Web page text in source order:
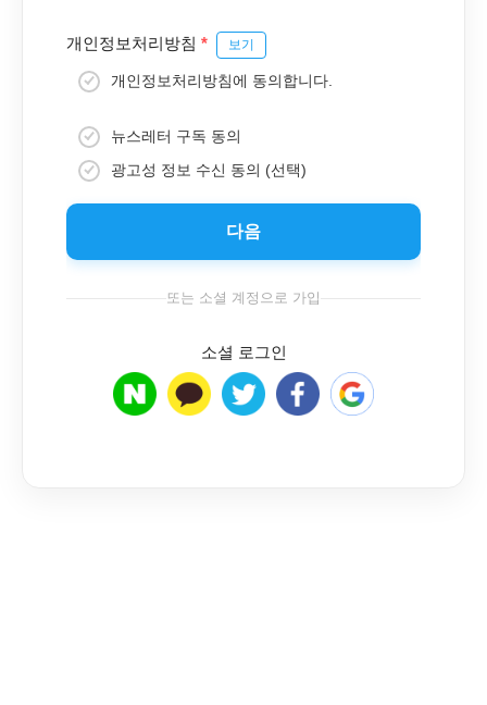
개인정보처리방침 * 보기
개인정보처리방침에 동의합니다.
뉴스레터 구독 동의
광고성 정보 수신 동의 (선택)
다음
또는 소셜 계정으로 가입
소셜 로그인